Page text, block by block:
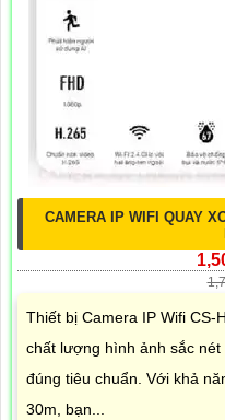
CAMERA IP WIFI QUAY
Thiết bị Camera IP Wifi CS-
chất lượng hình ảnh sắc
đúng tiêu chuẩn. Với khả
30m, bạn...